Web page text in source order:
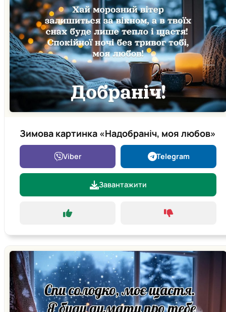
Зимова картинка «Надобраніч, моя любов»
Viber Telegram
Завантажити